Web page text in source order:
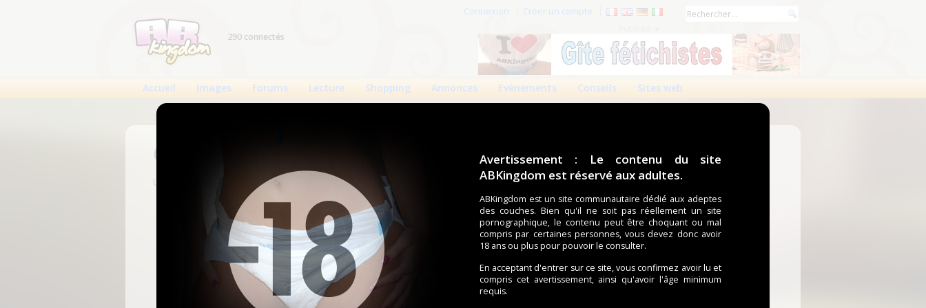
Avertissement : Le contenu du site
ABKingdom est réservé aux adultes.
ABKingdom est un site communautaire dédié aux adeptes
des couches. Bien qu'il ne soit pas réellement un site
pornographique, le contenu peut être choquant ou mal
compris par certaines personnes, vous devez donc avoir
18 ans ou plus pour pouvoir le consulter.
En acceptant d'entrer sur ce site, vous confirmez avoir lu et
compris cet avertissement, ainsi qu'avoir l'âge minimum
requis.
Connexion Créer un compte
290 connectés
Accueil Images Forums Lecture Shopping Annonces Evènements Conseils Sites web
Connexion
Un compte est nécessaire pour voir cette page.
Nom d'utilisateur
Mot de passe